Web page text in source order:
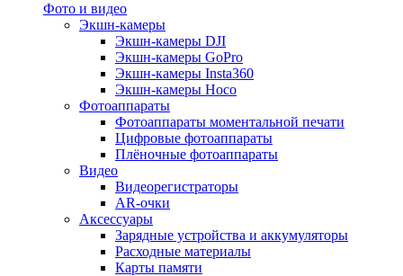
Фото и видео
Экшн-камеры
Экшн-камеры DJI
Экшн-камеры GoPro
Экшн-камеры Insta360
Экшн-камеры Hoco
Фотоаппараты
Фотоаппараты моментальной печати
Цифровые фотоаппараты
Плёночные фотоаппараты
Видео
Видеорегистраторы
AR-очки
Аксессуары
Зарядные устройства и аккумуляторы
Расходные материалы
Карты памяти